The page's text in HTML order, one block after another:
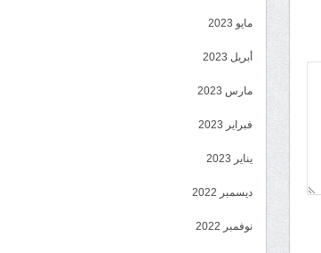
مايو 2023
أبريل 2023
مارس 2023
فبراير 2023
يناير 2023
ديسمبر 2022
نوفمبر 2022